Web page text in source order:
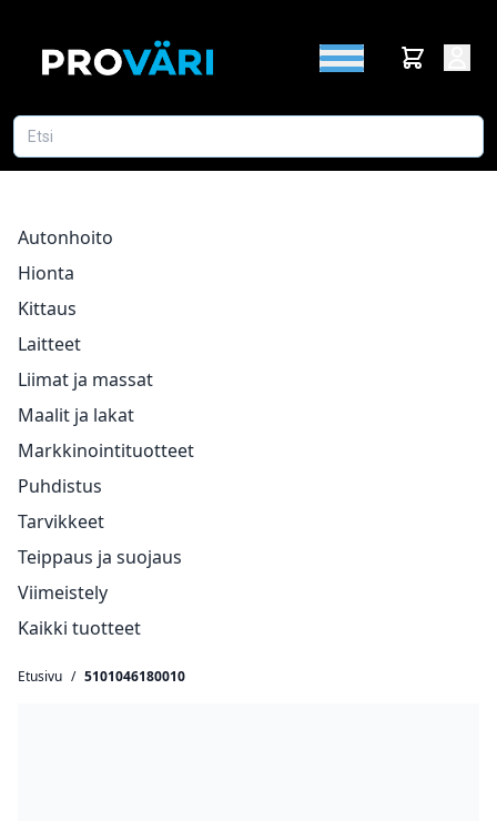
Autonhoito
Hionta
Kittaus
Laitteet
Liimat ja massat
Maalit ja lakat
Markkinointituotteet
Puhdistus
Tarvikkeet
Teippaus ja suojaus
Viimeistely
Kaikki tuotteet
Etusivu / 5101046180010